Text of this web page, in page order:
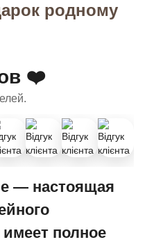
родному
❤️
— настоящая
имеет полное